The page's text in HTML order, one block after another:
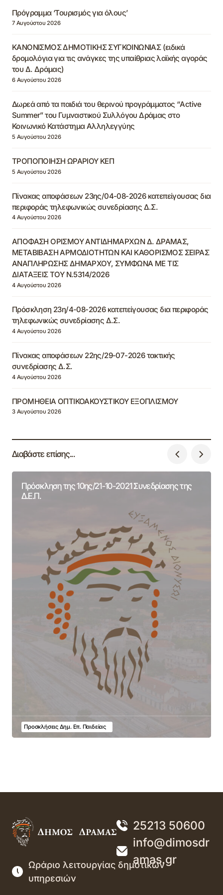
Πρόγραμμα ‘Τουρισμός για όλους’
7 Αυγούστου 2026
ΚΑΝΟΝΙΣΜΟΣ ΔΗΜΟΤΙΚΗΣ ΣΥΓΚΟΙΝΩΝΙΑΣ (ειδικά
δρομολόγια για τις ανάγκες της υπαίθριας λαϊκής αγοράς
του Δ. Δράμας)
6 Αυγούστου 2026
Δωρεά από τα παιδιά του θερινού προγράμματος “Active
Summer” του Γυμναστικού Συλλόγου Δράμας στο
Κοινωνικό Κατάστημα Αλληλεγγύης
5 Αυγούστου 2026
ΤΡΟΠΟΠΟΙΗΣΗ ΩΡΑΡΙΟΥ ΚΕΠ
5 Αυγούστου 2026
Πίνακας αποφάσεων 23ης/04-08-2026 κατεπείγουσας δια
περιφοράς τηλεφωνικώς συνεδρίασης Δ.Σ.
4 Αυγούστου 2026
ΑΠΟΦΑΣΗ ΟΡΙΣΜΟΥ ΑΝΤΙΔΗΜΑΡΧΩΝ Δ. ΔΡΑΜΑΣ,
ΜΕΤΑΒΙΒΑΣΗ ΑΡΜΟΔΙΟΤΗΤΩΝ ΚΑΙ ΚΑΘΟΡΙΣΜΟΣ ΣΕΙΡΑΣ
ΑΝΑΠΛΗΡΩΣΗΣ ΔΗΜΑΡΧΟΥ, ΣΥΜΦΩΝΑ ΜΕ ΤΙΣ
ΔΙΑΤΑΞΕΙΣ ΤΟΥ Ν.5314/2026
4 Αυγούστου 2026
Πρόσκληση 23η/4-08-2026 κατεπείγουσας δια περιφοράς
τηλεφωνικώς συνεδρίασης Δ.Σ.
4 Αυγούστου 2026
Πίνακας αποφάσεων 22ης/29-07-2026 τακτικής
συνεδρίασης Δ.Σ.
4 Αυγούστου 2026
ΠΡΟΜΗΘΕΙΑ ΟΠΤΙΚΟΑΚΟΥΣΤΙΚΟΥ ΕΞΟΠΛΙΣΜΟΥ
3 Αυγούστου 2026
Διαβάστε επίσης...
Πρόσκληση της 10ης/21-10-2021 Συνεδρίασης της
Δ.Ε.Π.
Προσκλήσεις Δημ. Επ. Παιδείας
25213 50600
info@dimosdr
amas.gr
Ωράριο λειτουργίας δημοτικών
υπηρεσιών